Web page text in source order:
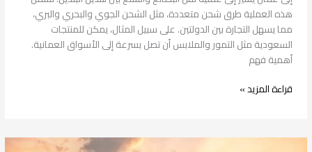
هذه العملية طرق شحن متعددة، مثل الشحن الجوي والبحري والبري،
مما يسهل التجارة بين الدولتين. على سبيل المثال، يمكن للمنتجات
السعودية مثل التمور والملابس أن تصل بسرعة إلى الأسواق العمانية.
أهمية فهم
قراءة المزيد »